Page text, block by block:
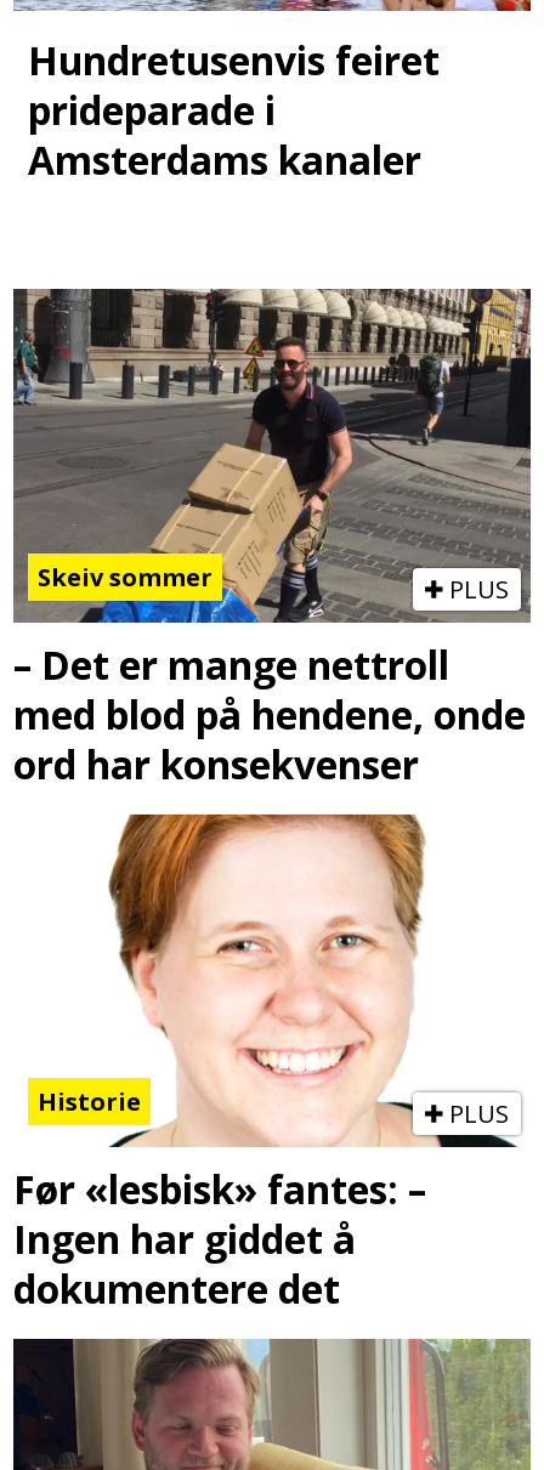
Hundretusenvis feiret
prideparade i
Amsterdams kanaler
Skeiv sommer PLUS
– Det er mange nettroll
med blod på hendene, onde
ord har konsekvenser
Historie PLUS
Før «lesbisk» fantes: –
Ingen har giddet å
dokumentere det